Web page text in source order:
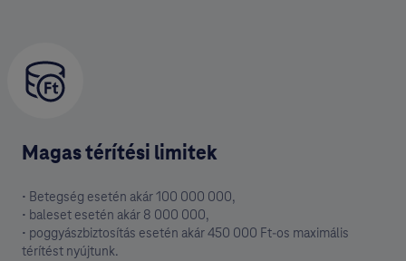
Magas térítési limitek
• Betegség esetén akár 100 000 000,
• baleset esetén akár 8 000 000,
• poggyászbiztosítás esetén akár 450 000 Ft-os maximális
térítést nyújtunk.